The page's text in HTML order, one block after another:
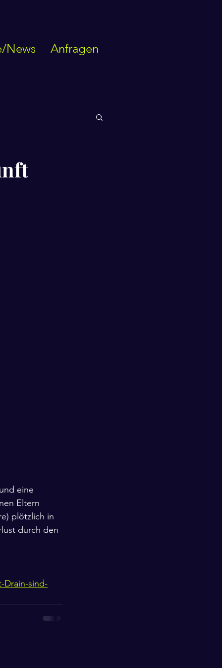
News Anfragen
eine
Eltern
plötzlich in
durch den
Drain-sind-